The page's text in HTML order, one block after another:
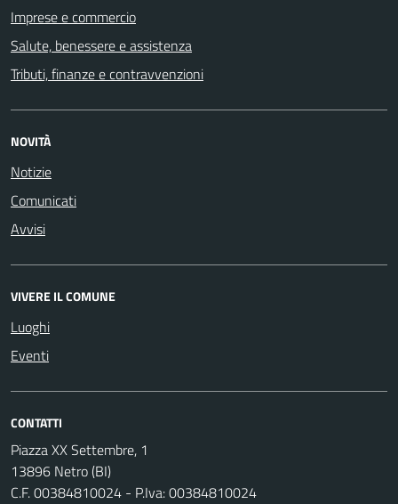
Imprese e commercio
Salute, benessere e assistenza
Tributi, finanze e contravvenzioni
NOVITÀ
Notizie
Comunicati
Avvisi
VIVERE IL COMUNE
Luoghi
Eventi
CONTATTI
Piazza XX Settembre, 1
13896 Netro (BI)
C.F. 00384810024 - P.Iva: 00384810024